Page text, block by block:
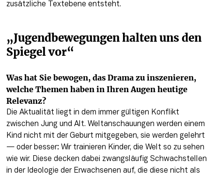
zusätzliche Textebene entsteht.
„Jugendbewegungen halten uns den
Spiegel vor“
Was hat Sie bewogen, das Drama zu inszenieren,
welche Themen haben in Ihren Augen heutige
Relevanz?
Die Aktualität liegt in dem immer gültigen Konflikt
zwischen Jung und Alt. Weltanschauungen werden einem
Kind nicht mit der Geburt mitgegeben, sie werden gelehrt
— oder besser: Wir trainieren Kinder, die Welt so zu sehen
wie wir. Diese decken dabei zwangsläufig Schwachstellen
in der Ideologie der Erwachsenen auf, die diese nicht als